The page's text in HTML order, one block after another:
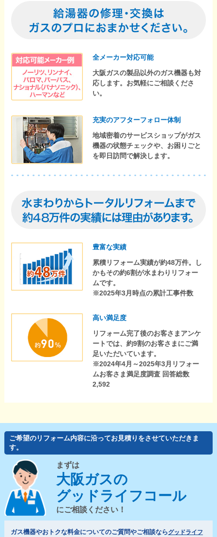
全メーカー対応可能
大阪ガスの製品以外のガス機器も対
応します。お気軽にご相談くださ
い。
充実のアフターフォロー体制
地域密着のサービスショップがガス
機器の状態チェックや、お困りごと
を即日訪問で解決します。
豊富な実績
累積リフォーム実績が約48万件。し
かもその約6割が水まわりリフォー
ムです。
※2025年3月時点の累計工事件数
高い満足度
リフォーム完了後のお客さまアンケ
ートでは、約9割のお客さまにご満
足いただいています。
※2024年4月～2025年3月リフォー
ムお客さま満足度調査 回答総数
2,592
ご希望のリフォーム内容に沿ってお見積りをさせていただきま
す。
まずは
大阪ガスの
グッドライフコール
にご相談ください！
ガス機器やおトクな料金についてのご質問やご相談ならグッドライフ